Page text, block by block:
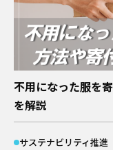
不用になった服を
を解説
サステナビリティ推進